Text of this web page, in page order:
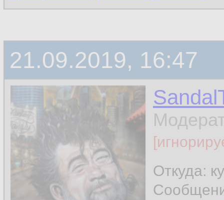
21.09.2019, 16:47
Откуда: